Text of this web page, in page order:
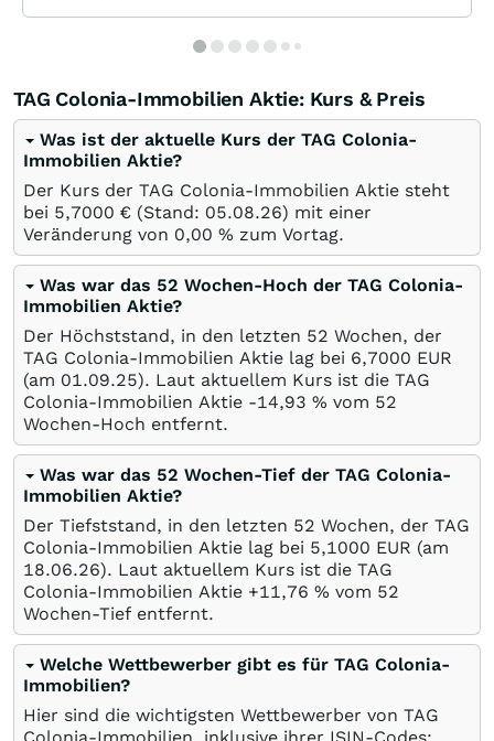
TAG Colonia-Immobilien Aktie: Kurs & Preis
Was ist der aktuelle Kurs der TAG Colonia-
Immobilien Aktie?
Der Kurs der TAG Colonia-Immobilien Aktie steht
bei 5,7000 € (Stand: 05.08.26) mit einer
Veränderung von 0,00 % zum Vortag.
Was war das 52 Wochen-Hoch der TAG Colonia-
Immobilien Aktie?
Der Höchststand, in den letzten 52 Wochen, der
TAG Colonia-Immobilien Aktie lag bei 6,7000 EUR
(am 01.09.25). Laut aktuellem Kurs ist die TAG
Colonia-Immobilien Aktie -14,93 % vom 52
Wochen-Hoch entfernt.
Was war das 52 Wochen-Tief der TAG Colonia-
Immobilien Aktie?
Der Tiefststand, in den letzten 52 Wochen, der TAG
Colonia-Immobilien Aktie lag bei 5,1000 EUR (am
18.06.26). Laut aktuellem Kurs ist die TAG
Colonia-Immobilien Aktie +11,76 % vom 52
Wochen-Tief entfernt.
Welche Wettbewerber gibt es für TAG Colonia-
Immobilien?
Hier sind die wichtigsten Wettbewerber von TAG